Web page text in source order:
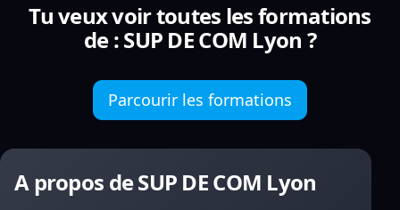
Tu veux voir toutes les formations
de : SUP DE COM Lyon ?
Parcourir les formations
A propos de SUP DE COM Lyon